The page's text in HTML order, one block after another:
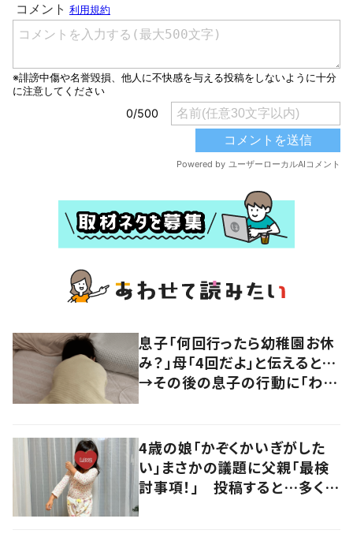
息子「何回行ったら幼稚園お休
み？」母「4回だよ」と伝えると…
→その後の息子の行動に「わか
4歳の娘「かぞくかいぎがした
い」まさかの議題に父親「最検
討事項！」 投稿すると…多くの